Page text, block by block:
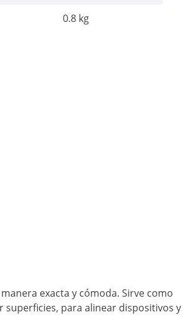
0.8 kg
exacta y cómoda. Sirve como
para alinear dispositivos y